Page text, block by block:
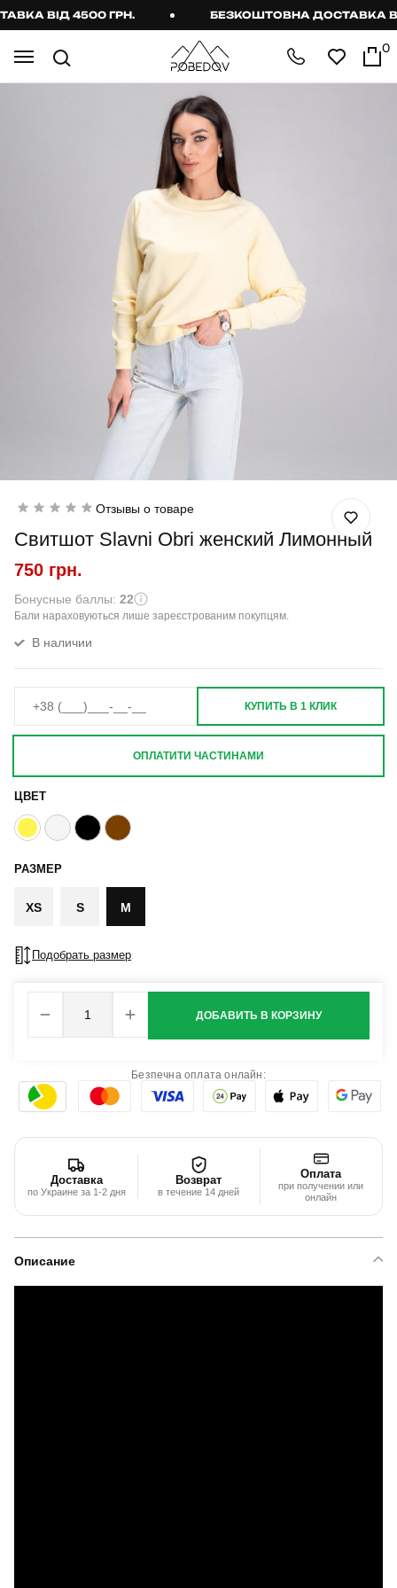
ВІД 4500 ГРН. БЕЗКОШТОВНА ДОСТАВКА ВІД
0
Отзывы о товаре
Свитшот Slavni Obri женский Лимонный
750 грн.
Бонусные баллы: 22
Бали нараховуються лише зареєстрованим покупцям.
В наличии
ЦВЕТ
РАЗМЕР
XS S M
Подобрать размер
ДОБАВИТЬ В КОРЗИНУ
КУПИТЬ В 1 КЛИК
ОПЛАТИТИ ЧАСТИНАМИ
Безпечна оплата онлайн:
Доставка
по Украине за 1-2 дня
Возврат
в течение 14 дней
Оплата
при получении или
онлайн
Описание